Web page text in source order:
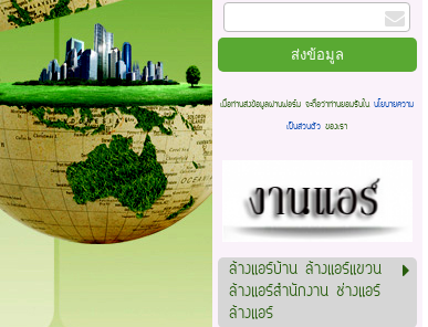
เมื่อท่านส่งข้อมูลผ่านฟอร์ม จะถือว่าท่านยอมรับในนโยบายความ
เป็นส่วนตัวของเรา
ล้างแอร์บ้าน ล้างแอร์แขวน
ล้างแอร์สำนักงาน ช่างแอร์
ล้างแอร์